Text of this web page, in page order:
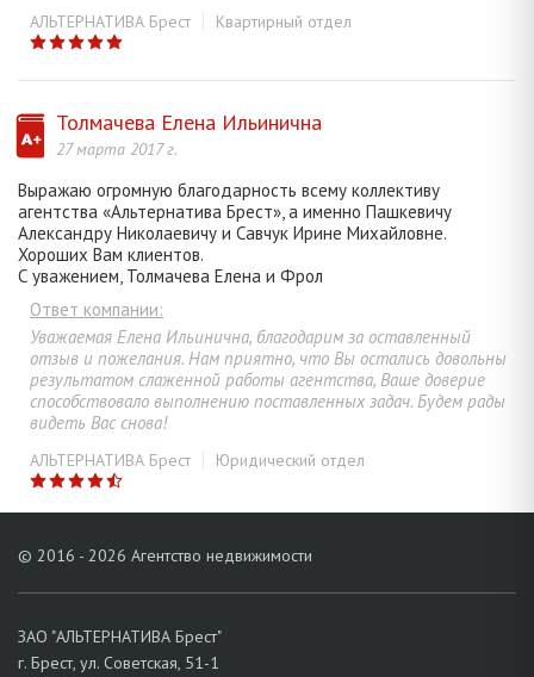
АЛЬТЕРНАТИВА Брест Квартирный отдел
Толмачева Елена Ильинична
27 марта 2017 г.
Выражаю огромную благодарность всему коллективу
агентства «Альтернатива Брест», а именно Пашкевичу
Александру Николаевичу и Савчук Ирине Михайловне.
Хороших Вам клиентов.
С уважением, Толмачева Елена и Фрол
Ответ компании:
Уважаемая Елена Ильинична, благодарим за оставленный
отзыв и пожелания. Нам приятно, что Вы остались довольны
результатом слаженной работы агентства, Ваше доверие
способствовало выполнению поставленных задач. Будем рады
видеть Вас снова!
АЛЬТЕРНАТИВА Брест Юридический отдел
© 2016 - 2026 Агентство недвижимости
ЗАО "АЛЬТЕРНАТИВА Брест"
г. Брест, ул. Советская, 51-1